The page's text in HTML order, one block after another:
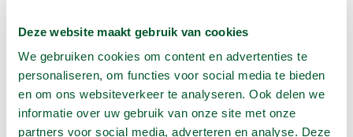
Deze website maakt gebruik van cookies
We gebruiken cookies om content en advertenties te
personaliseren, om functies voor social media te bieden
en om ons websiteverkeer te analyseren. Ook delen we
informatie over uw gebruik van onze site met onze
partners voor social media, adverteren en analyse. Deze
Aggregaat 35 KVA aanhangermodel diesel
1 dag €131,00